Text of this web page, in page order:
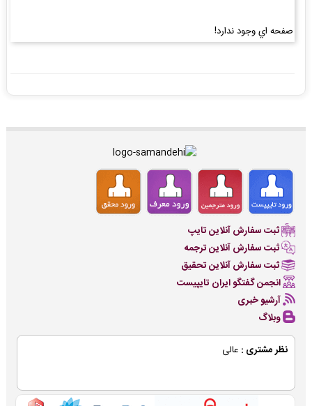
صفحه اي وجود ندارد!
ثبت سفارش آنلاین تایپ
ثبت سفارش آنلاین ترجمه
ثبت سفارش آنلاین تحقیق
انجمن گفتگو ایران تایپیست
آرشیو خبری
وبلاگ
نظر مشتری : عالی